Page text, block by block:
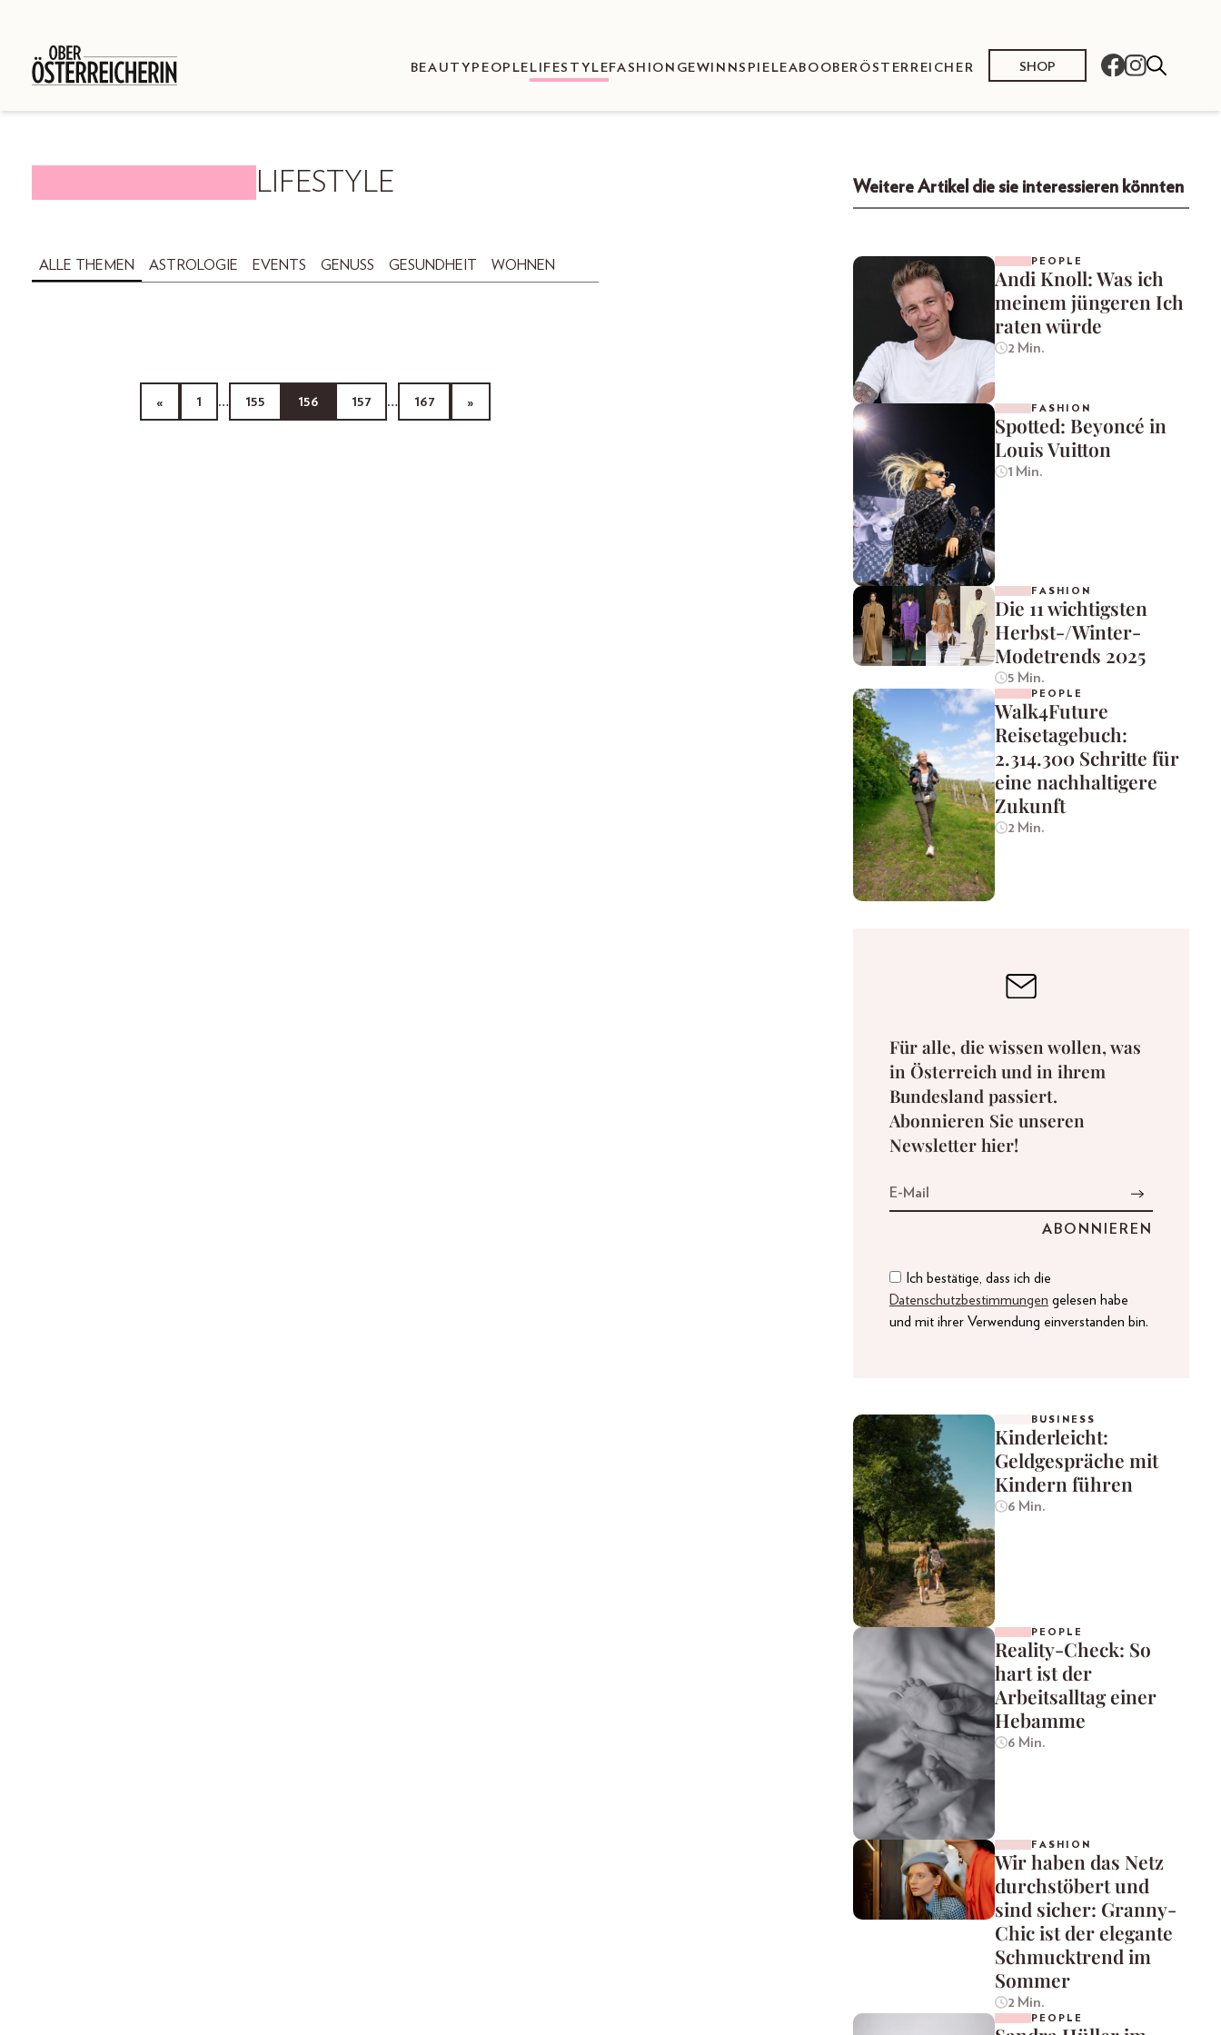
BEAUTY PEOPLE LIFESTYLEFASHION GEWINNSPIELEABO OBERÖSTERREICHER SHOP
LIFESTYLE
ALLE THEMEN ASTROLOGIE EVENTS GENUSS GESUNDHEIT WOHNEN
« 1 … 155 156 157 … 167 »
Weitere Artikel die sie interessieren könnten
PEOPLE
Andi Knoll: Was ich
meinem jüngeren Ich
raten würde
2 Min.
FASHION
Spotted: Beyoncé in
Louis Vuitton
1 Min.
FASHION
Die 11 wichtigsten
Herbst-/Winter-
Modetrends 2025
5 Min.
PEOPLE
Walk4Future
Reisetagebuch:
2.314.300 Schritte für
eine nachhaltigere
Zukunft
2 Min.
Für alle, die wissen wollen, was
in Österreich und in ihrem
Bundesland passiert.
Abonnieren Sie unseren
Newsletter hier!
Ich bestätige, dass ich die
Datenschutzbestimmungen gelesen habe
und mit ihrer Verwendung einverstanden bin.
BUSINESS
Kinderleicht:
Geldgespräche mit
Kindern führen
6 Min.
PEOPLE
Reality-Check: So
hart ist der
Arbeitsalltag einer
Hebamme
6 Min.
FASHION
Wir haben das Netz
durchstöbert und
sind sicher: Granny-
Chic ist der elegante
Schmucktrend im
Sommer
2 Min.
PEOPLE